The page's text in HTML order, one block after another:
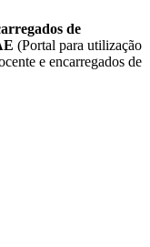
de
(Portal para utilização
e encarregados de